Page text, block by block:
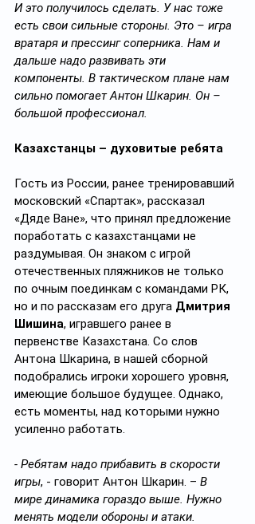
И это получилось сделать. У нас тоже
есть свои сильные стороны. Это – игра
вратаря и прессинг соперника. Нам и
дальше надо развивать эти
компоненты. В тактическом плане нам
сильно помогает Антон Шкарин. Он –
большой профессионал.
Казахстанцы – духовитые ребята
Гость из России, ранее тренировавший
московский «Спартак», рассказал
«Дяде Ване», что принял предложение
поработать с казахстанцами не
раздумывая. Он знаком с игрой
отечественных пляжников не только
по очным поединкам с командами РК,
но и по рассказам его друга Дмитрия
Шишина, игравшего ранее в
первенстве Казахстана. Со слов
Антона Шкарина, в нашей сборной
подобрались игроки хорошего уровня,
имеющие большое будущее. Однако,
есть моменты, над которыми нужно
усиленно работать.
- Ребятам надо прибавить в скорости
игры, - говорит Антон Шкарин. – В
мире динамика гораздо выше. Нужно
менять модели обороны и атаки.